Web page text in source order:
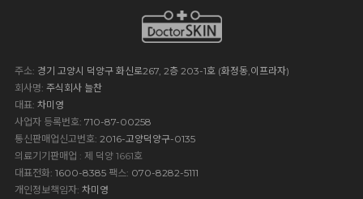
주소: 경기 고양시 덕양구 화신로267, 2층 203-1호 (화정동,이프라자)
회사명: 주식회사 늘찬
대표: 차미영
사업자 등록번호: 710-87-00258
통신판매업신고번호: 2016-고양덕양구-0135
의료기기판매업 : 제 덕양 1661호
대표전화: 1600-8385 팩스: 070-8282-5111
개인정보책임자: 차미영